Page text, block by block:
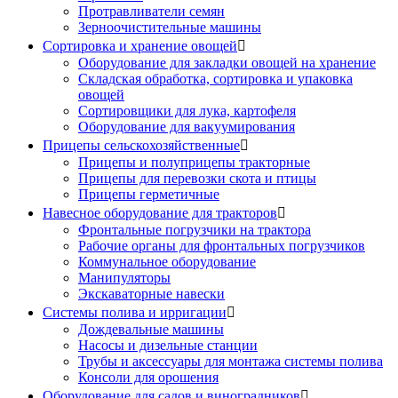
Протравливатели семян
Зерноочистительные машины
Сортировка и хранение овощей
Оборудование для закладки овощей на хранение
Складская обработка, сортировка и упаковка
овощей
Сортировщики для лука, картофеля
Оборудование для вакуумирования
Прицепы сельскохозяйственные
Прицепы и полуприцепы тракторные
Прицепы для перевозки скота и птицы
Прицепы герметичные
Навесное оборудование для тракторов
Фронтальные погрузчики на трактора
Рабочие органы для фронтальных погрузчиков
Коммунальное оборудование
Манипуляторы
Экскаваторные навески
Системы полива и ирригации
Дождевальные машины
Насосы и дизельные станции
Трубы и аксессуары для монтажа системы полива
Консоли для орошения